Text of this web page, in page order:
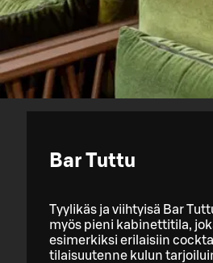
Bar Tuttu
Tyylikäs ja viihtyisä Bar
myös pieni kabinettitila,
esimerkiksi erilaisiin
tilaisuutenne kulun